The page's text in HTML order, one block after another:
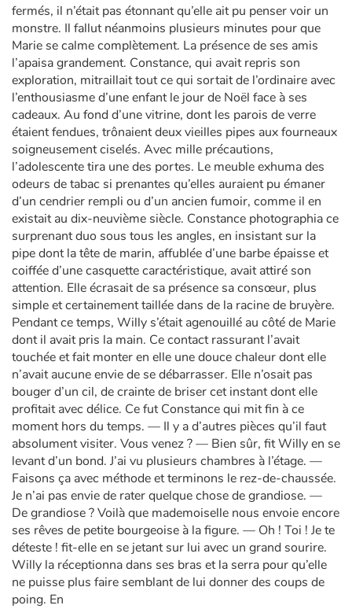
fermés, il n’était pas étonnant qu’elle ait pu penser voir un
monstre. Il fallut néanmoins plusieurs minutes pour que
Marie se calme complètement. La présence de ses amis
l’apaisa grandement. Constance, qui avait repris son
exploration, mitraillait tout ce qui sortait de l’ordinaire avec
l’enthousiasme d’une enfant le jour de Noël face à ses
cadeaux. Au fond d’une vitrine, dont les parois de verre
étaient fendues, trônaient deux vieilles pipes aux fourneaux
soigneusement ciselés. Avec mille précautions,
l’adolescente tira une des portes. Le meuble exhuma des
odeurs de tabac si prenantes qu’elles auraient pu émaner
d’un cendrier rempli ou d’un ancien fumoir, comme il en
existait au dix-neuvième siècle. Constance photographia ce
surprenant duo sous tous les angles, en insistant sur la
pipe dont la tête de marin, affublée d’une barbe épaisse et
coiffée d’une casquette caractéristique, avait attiré son
attention. Elle écrasait de sa présence sa consœur, plus
simple et certainement taillée dans de la racine de bruyère.
Pendant ce temps, Willy s’était agenouillé au côté de Marie
dont il avait pris la main. Ce contact rassurant l’avait
touchée et fait monter en elle une douce chaleur dont elle
n’avait aucune envie de se débarrasser. Elle n’osait pas
bouger d’un cil, de crainte de briser cet instant dont elle
profitait avec délice. Ce fut Constance qui mit fin à ce
moment hors du temps. — Il y a d’autres pièces qu’il faut
absolument visiter. Vous venez ? — Bien sûr, fit Willy en se
levant d’un bond. J’ai vu plusieurs chambres à l’étage. —
Faisons ça avec méthode et terminons le rez-de-chaussée.
Je n’ai pas envie de rater quelque chose de grandiose. —
De grandiose ? Voilà que mademoiselle nous envoie encore
ses rêves de petite bourgeoise à la figure. — Oh ! Toi ! Je te
déteste ! fit-elle en se jetant sur lui avec un grand sourire.
Willy la réceptionna dans ses bras et la serra pour qu’elle
ne puisse plus faire semblant de lui donner des coups de
poing. En